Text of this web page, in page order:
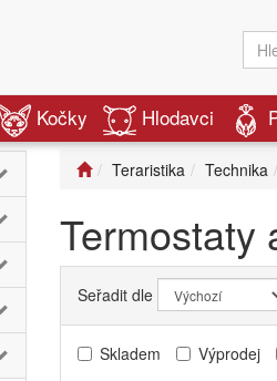
Kočky Hlodavci
Teraristika Technika
Termostaty
Seřadit dle
Skladem Výprodej